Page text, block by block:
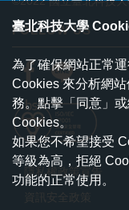
FOLLOW US
隱私權政策宣告
資訊安全政策
臺北科技大學
為了確保網站正常
Cookies 來分析網
務。點擊「同意」
Cookies。
如果您不希望接受
等級為高，拒絕
功能的正常使用。